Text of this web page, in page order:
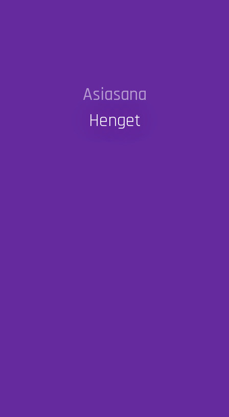
Asiasana
Henget